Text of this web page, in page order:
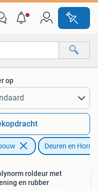
op
Deuren en Horren
roldeur met
en rubber